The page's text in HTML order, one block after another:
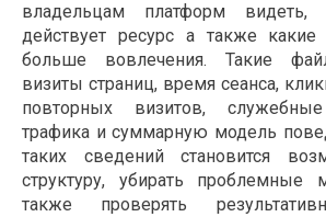
владельцам платформ видеть,
действует ресурс а также
больше вовлечения. Такие
визиты страниц, время сеанса,
повторных визитов,
трафика и суммарную модель
таких сведений становится
структуру, убирать проблемные
также проверять